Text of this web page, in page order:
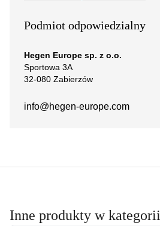
Podmiot odpowiedzialny
Hegen Europe sp. z o.o.
Sportowa 3A
32-080 Zabierzów
info@hegen-europe.com
Inne produkty w kategorii